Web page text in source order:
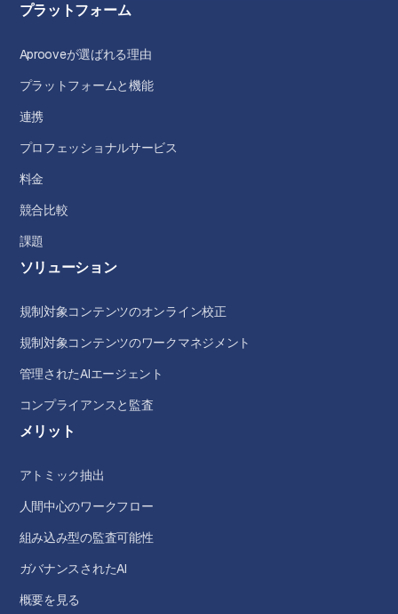
プラットフォーム
Aprooveが選ばれる理由
プラットフォームと機能
連携
プロフェッショナルサービス
料金
競合比較
課題
ソリューション
規制対象コンテンツのオンライン校正
規制対象コンテンツのワークマネジメント
管理されたAIエージェント
コンプライアンスと監査
メリット
アトミック抽出
人間中心のワークフロー
組み込み型の監査可能性
ガバナンスされたAI
概要を見る